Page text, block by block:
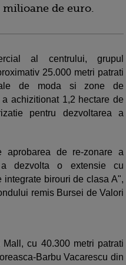
de euro.
al centrului, grupul
25.000 metri patrati
de moda si zone de
achizitionat 1,2 hectare de
pentru dezvoltarea a
aprobarea de re-zonare a
a dezvolta o extensie cu
integrate birouri de clasa A",
remis Bursei de Valori
cu 40.300 metri patrati
Barbu Vacarescu din